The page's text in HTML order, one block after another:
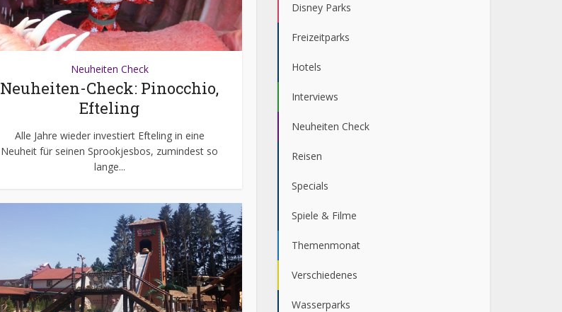
Neuheiten Check
Neuheiten-Check: Pinocchio,
Efteling
Alle Jahre wieder investiert Efteling in eine
Neuheit für seinen Sprookjesbos, zumindest so
lange...
Disney Parks
Freizeitparks
Hotels
Interviews
Neuheiten Check
Reisen
Specials
Spiele & Filme
Themenmonat
Verschiedenes
Wasserparks